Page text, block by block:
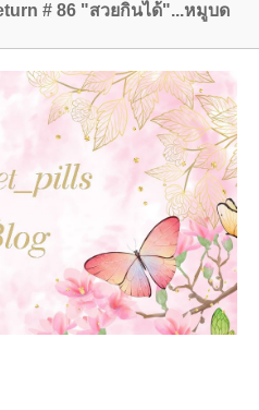
# 86 "สวยกินได้"...หมูบด